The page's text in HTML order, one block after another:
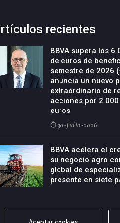
recientes
BBVA supera los
de euros de
semestre de 2026
anuncia un nuevo
extraordinario de
acciones por
euros
30-Julio-2026
BBVA acelera el
su negocio agro
global de
presente en siete